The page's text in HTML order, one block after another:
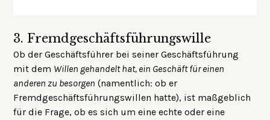
3. Fremdgeschäftsführungswille
Ob der Geschäftsführer bei seiner Geschäftsführung
mit dem Willen gehandelt hat, ein Geschäft für einen
anderen zu besorgen (namentlich: ob er
Fremdgeschäftsführungswillen hatte), ist maßgeblich
für die Frage, ob es sich um eine echte oder eine